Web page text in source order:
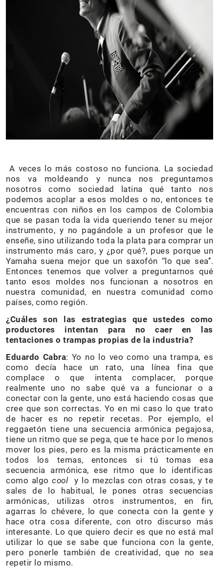
A veces lo más costoso no funciona. La sociedad
nos va moldeando y nunca nos preguntamos
nosotros como sociedad latina qué tanto nos
podemos acoplar a esos moldes o no, entonces te
encuentras con niños en los campos de Colombia
que se pasan toda la vida queriendo tener su mejor
instrumento, y no pagándole a un profesor que le
enseñe, sino utilizando toda la plata para comprar un
instrumento más caro, y ¿por qué?, pues porque un
Yamaha suena mejor que un saxofón ‘‘lo que sea’’.
Entonces tenemos que volver a preguntarnos qué
tanto esos moldes nos funcionan a nosotros en
nuestra comunidad, en nuestra comunidad como
países, como región.
¿Cuáles son las estrategias que ustedes como
productores intentan para no caer en las
tentaciones o trampas propias de la industria?
Eduardo Cabra: Yo no lo veo como una trampa, es
como decía hace un rato, una línea fina que
complace o que intenta complacer, porque
realmente uno no sabe qué va a funcionar o a
conectar con la gente, uno está haciendo cosas que
cree que son correctas. Yo en mi caso lo que trato
de hacer es no repetir recetas. Por ejemplo, el
reggaetón tiene una secuencia armónica pegajosa,
tiene un ritmo que se pega, que te hace por lo menos
mover los pies, pero es la misma prácticamente en
todos los temas, entonces si tú tomas esa
secuencia armónica, ese ritmo que lo identificas
como algo cool y lo mezclas con otras cosas, y te
sales de lo habitual, le pones otras secuencias
armónicas, utilizas otros instrumentos, en fin,
agarras lo chévere, lo que conecta con la gente y
hace otra cosa diferente, con otro discurso más
interesante. Lo que quiero decir es que no está mal
utilizar lo que se sabe que funciona con la gente,
pero ponerle también de creatividad, que no sea
repetir lo mismo.